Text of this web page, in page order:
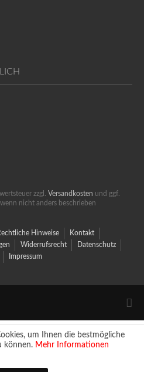
zzgl. Versandkosten und ggf.
nicht anders beschrieben
Hinweise
Kontakt
Widerrufsrecht
Datenschutz
Impressum
um Ihnen die bestmögliche
können. Mehr Informationen